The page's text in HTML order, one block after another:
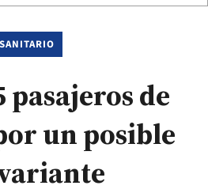
pasajeros de
un posible